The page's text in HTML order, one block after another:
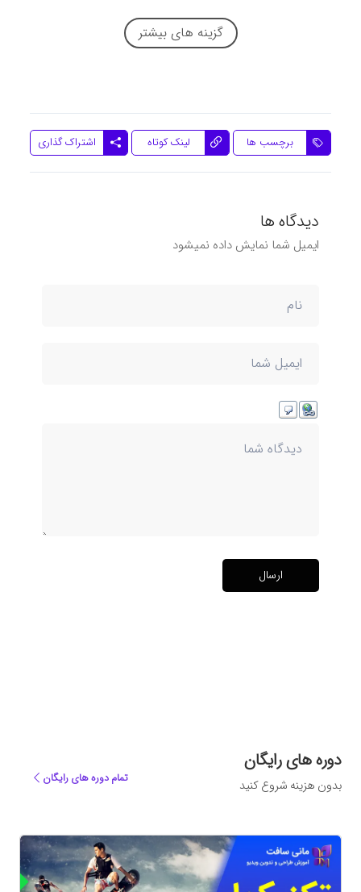
گزینه های بیشتر
برچسب ها لینک کوتاه اشتراک گذاری
دیدگاه ها
ایمیل شما نمایش داده نمیشود
ارسال
دوره های رایگان
بدون هزینه شروع کنید تمام دوره های رایگان